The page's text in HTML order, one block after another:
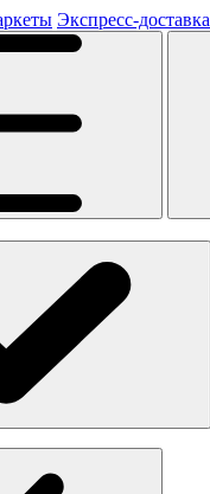
Экспресс-доставка